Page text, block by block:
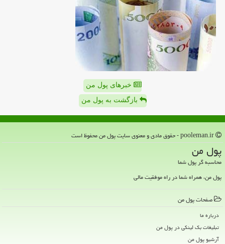
خبرهای پول من
بازگشت به پول من
پول من
محاسبه گر پول شما
پول من، همراه شما در راه موفقیت مالی
صفحات پول من
درباره ما
تبلیغات بک لینکی در پول من
آرشیو پول من